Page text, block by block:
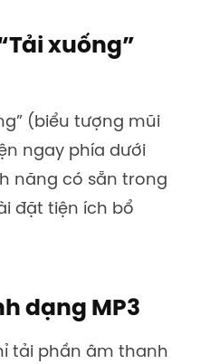
xuống”
(biểu tượng mũi
ngay phía dưới
năng có sẵn trong
đặt tiện ích bổ
dạng MP3
tải phần âm thanh